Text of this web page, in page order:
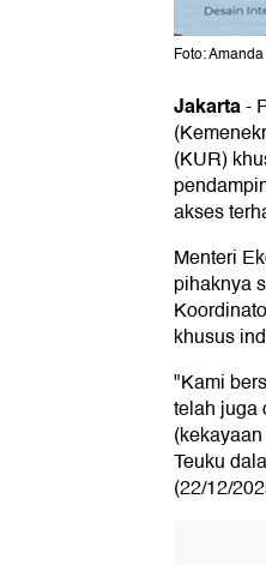
Foto:
Jakarta-
(KUR)
akses
Menteri
pihaknya
khusus
"Kami
telah juga
Teuku
(22/12/